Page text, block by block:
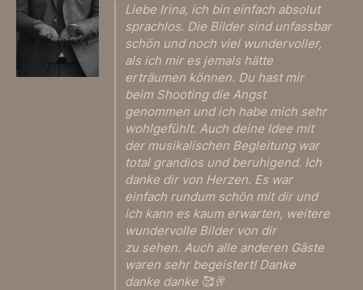
Liebe Irina, ich bin einfach absolut
sprachlos. Die Bilder sind unfassbar
schön und noch viel wundervoller,
als ich mir es jemals hätte
erträumen können. Du hast mir
beim Shooting die Angst
genommen und ich habe mich sehr
wohlgefühlt. Auch deine Idee mit
der musikalischen Begleitung war
total grandios und beruhigend. Ich
danke dir von Herzen. Es war
einfach rundum schön mit dir und
ich kann es kaum erwarten, weitere
wundervolle Bilder von dir
zu sehen. Auch alle anderen Gäste
waren sehr begeistert! Danke
danke danke 🥰🥂